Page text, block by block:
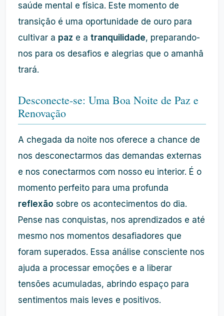
saúde mental e física. Este momento de
transição é uma oportunidade de ouro para
cultivar a paz e a tranquilidade, preparando-
nos para os desafios e alegrias que o amanhã
trará.
Desconecte-se: Uma Boa Noite de Paz e
Renovação
A chegada da noite nos oferece a chance de
nos desconectarmos das demandas externas
e nos conectarmos com nosso eu interior. É o
momento perfeito para uma profunda
reflexão sobre os acontecimentos do dia.
Pense nas conquistas, nos aprendizados e até
mesmo nos momentos desafiadores que
foram superados. Essa análise consciente nos
ajuda a processar emoções e a liberar
tensões acumuladas, abrindo espaço para
sentimentos mais leves e positivos.